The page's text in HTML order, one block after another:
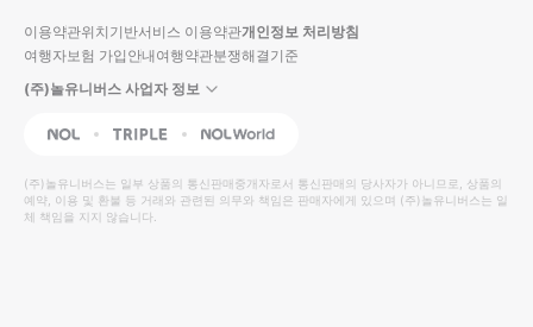
입니
다.
높
은
순
동
영
상
순
상
이용약관위치기반서비스 이용약관개인정보 처리방침
여행자보험 가입안내여행약관분쟁해결기준
(주)놀유니버스 사업자 정보
NOL Triple Interpark Global
(주)놀유니버스는 일부 상품의 통신판매중개자로서 통신판매의 당사자가 아니므로, 상품의
예약, 이용 및 환불 등 거래와 관련된 의무와 책임은 판매자에게 있으며 (주)놀유니버스는 일
체 책임을 지지 않습니다.